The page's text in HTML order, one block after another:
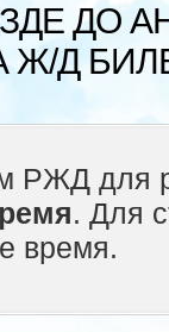
ДО
Ж/Д
РЖД для
. Для
время.